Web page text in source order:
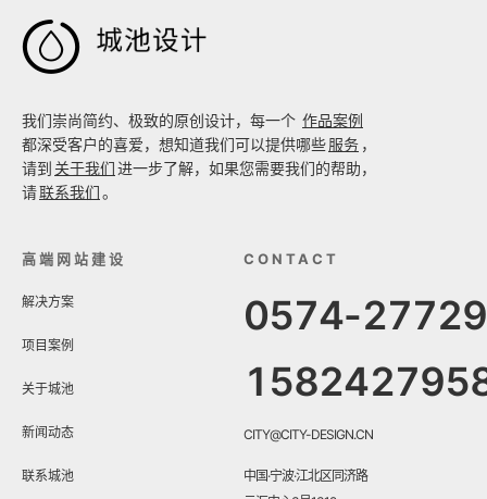

我们崇尚简约、极致的原创设计，每一个 作品案例
都深受客户的喜爱，想知道我们可以提供哪些服务 ，
请到 关于我们进一步了解，如果您需要我们的帮助，
请联系我们。
高端网站建设
解决方案
项目案例
关于城池
新闻动态
联系城池
CONTACT
0574-
CITY@CITY-DESIGN.CN
中国·宁波·江北区同济路